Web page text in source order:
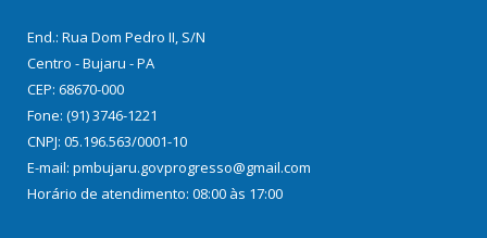
End.: Rua Dom Pedro II, S/N
Centro - Bujaru - PA
CEP: 68670-000
Fone: (91) 3746-1221
CNPJ: 05.196.563/0001-10
E-mail: pmbujaru.govprogresso@gmail.com
Horário de atendimento: 08:00 às 17:00